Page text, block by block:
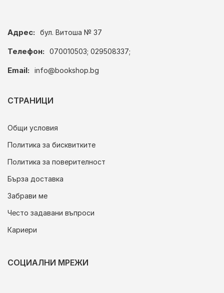
Адрес: бул. Витоша № 37
Телефон: 070010503; 029508337;
Email: info@bookshop.bg
СТРАНИЦИ
Общи условия
Политика за бисквитките
Политика за поверителност
Бърза доставка
Забрави ме
Често задавани въпроси
Кариери
СОЦИАЛНИ МРЕЖИ